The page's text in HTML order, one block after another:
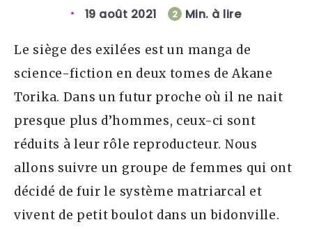
19 août 2021 2 Min. à lire
Le siège des exilées est un manga de
science-fiction en deux tomes de Akane
Torika. Dans un futur proche où il ne nait
presque plus d’hommes, ceux-ci sont
réduits à leur rôle reproducteur. Nous
allons suivre un groupe de femmes qui ont
décidé de fuir le système matriarcal et
vivent de petit boulot dans un bidonville.